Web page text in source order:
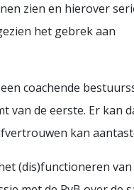
zien en hierover
het gebrek aan
coachende
van de eerste. Er kan
kan
(dis)functioneren van